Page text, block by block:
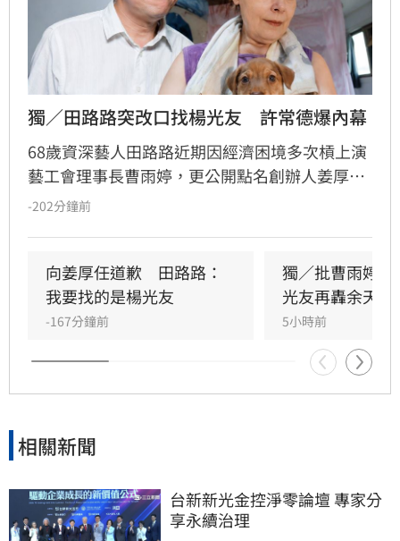
獨／田路路突改口找楊光友　許常德爆內幕
68歲資深藝人田路路近期因經濟困境多次槓上演
藝工會理事長曹雨婷，更公開點名創辦人姜厚任
出面，事後卻發文坦言搞錯對象，真正想找的是
德出面緩頰，建議田路路應先安頓好生活，並提
議透過口述歷史記錄資深藝人的故事。許常德同
時批評現任理事長曹雨婷不應神隱，呼籲工會應
展現具體作為照顧資深藝人，而非僅提供勞健保
功能。整起事件引發關注，田路路則強調目前先
處理身體狀況，後續發展仍待觀察。
-202分鐘前
向姜厚任道歉　田路路：
我要找的是楊光友
-167分鐘前
獨／批曹雨婷
光友再轟余天工
5小時前
相關新聞
台新新光金控淨零論壇 專家分
享永續治理